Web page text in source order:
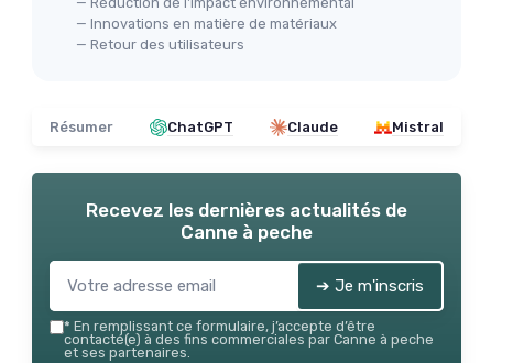
— Innovations en matière de matériaux
— Retour des utilisateurs
Résumer ChatGPT Claude Mistral
Recevez les dernières actualités de
Canne à peche
➔ Je m'inscris
* En remplissant ce formulaire, j’accepte d’être
contacté(e) à des fins commerciales par Canne à peche
et ses partenaires.